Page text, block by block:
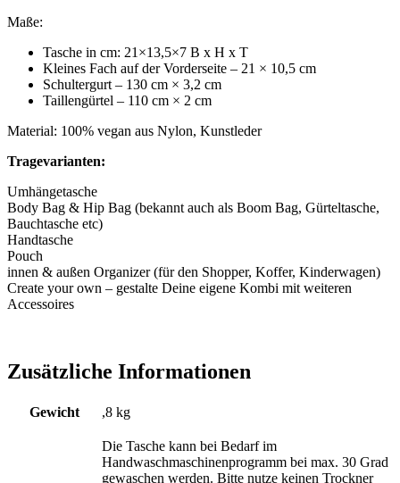
Maße:
Tasche in cm: 21×13,5×7 B x H x T
Kleines Fach auf der Vorderseite – 21 × 10,5 cm
Schultergurt – 130 cm × 3,2 cm
Taillengürtel – 110 cm × 2 cm
Material: 100% vegan aus Nylon, Kunstleder
Tragevarianten:
Umhängetasche
Body Bag & Hip Bag (bekannt auch als Boom Bag, Gürteltasche,
Bauchtasche etc)
Handtasche
Pouch
innen & außen Organizer (für den Shopper, Koffer, Kinderwagen)
Create your own – gestalte Deine eigene Kombi mit weiteren
Accessoires
Zusätzliche Informationen
Gewicht ,8 kg
Die Tasche kann bei Bedarf im
Handwaschmaschinenprogramm bei max. 30 Grad
gewaschen werden. Bitte nutze keinen Trockner